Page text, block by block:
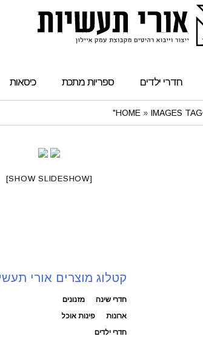
חדרי ילדים ספריות מתכת כיסאות
HOME » IMAGES
[SHOW SLIDESHOW]
קטלוג מוצרים אורי
חדרי שינה
מזנונים
ארונות
פינות אוכל
חדרי ילדים